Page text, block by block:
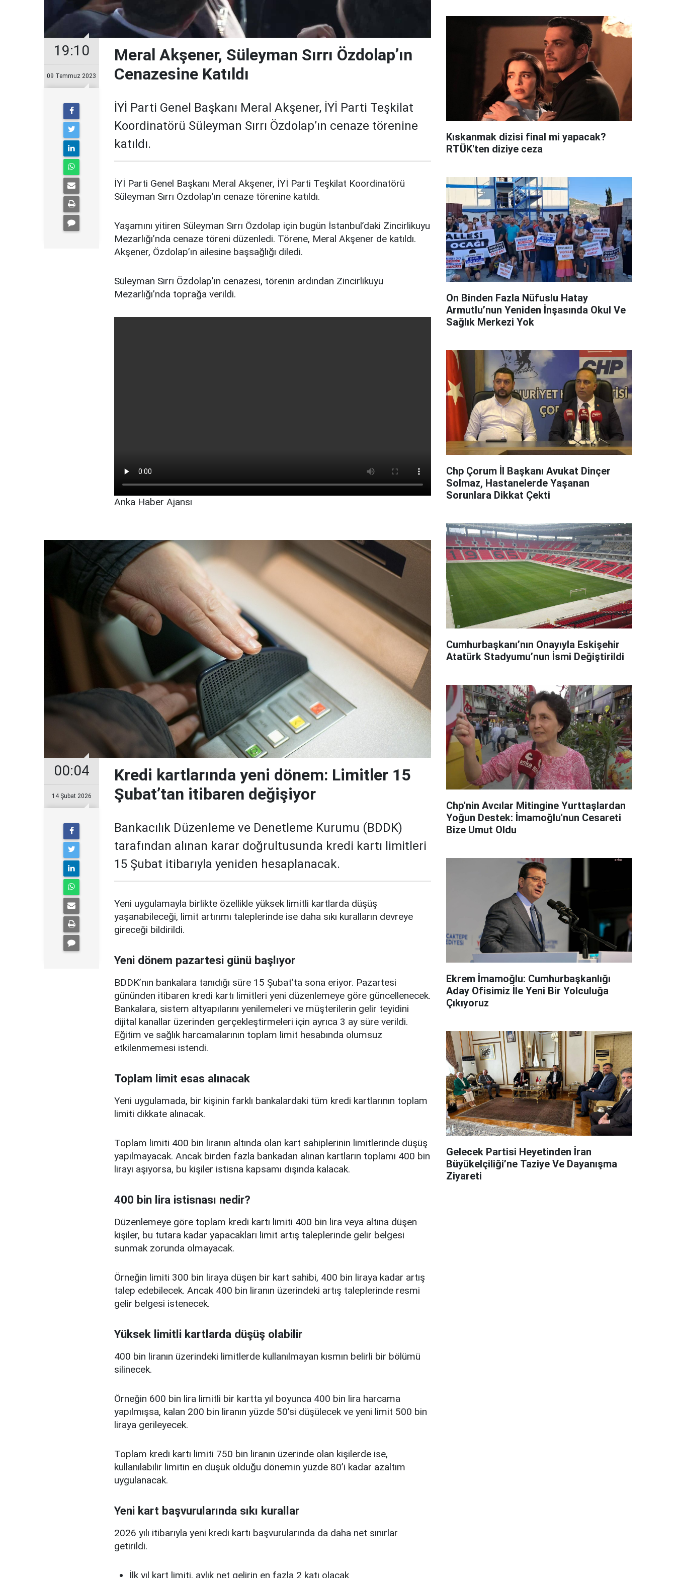
19:10
09 Temmuz 2023
Meral Akşener, Süleyman Sırrı Özdolap’ın
Cenazesine Katıldı
İYİ Parti Genel Başkanı Meral Akşener, İYİ Parti Teşkilat
Koordinatörü Süleyman Sırrı Özdolap’ın cenaze törenine
katıldı.
İYİ Parti Genel Başkanı Meral Akşener, İYİ Parti Teşkilat Koordinatörü
Süleyman Sırrı Özdolap’ın cenaze törenine katıldı.
Yaşamını yitiren Süleyman Sırrı Özdolap için bugün İstanbul’daki Zincirlikuyu
Mezarlığı’nda cenaze töreni düzenledi. Törene, Meral Akşener de katıldı.
Akşener, Özdolap’ın ailesine başsağlığı diledi.
Süleyman Sırrı Özdolap’ın cenazesi, törenin ardından Zincirlikuyu
Mezarlığı’nda toprağa verildi.
Anka Haber Ajansı
00:04
14 Şubat 2026
Kredi kartlarında yeni dönem: Limitler 15
Şubat’tan itibaren değişiyor
Bankacılık Düzenleme ve Denetleme Kurumu (BDDK)
tarafından alınan karar doğrultusunda kredi kartı limitleri
15 Şubat itibarıyla yeniden hesaplanacak.
Yeni uygulamayla birlikte özellikle yüksek limitli kartlarda düşüş
yaşanabileceği, limit artırımı taleplerinde ise daha sıkı kuralların devreye
gireceği bildirildi.
Yeni dönem pazartesi günü başlıyor
BDDK’nın bankalara tanıdığı süre 15 Şubat’ta sona eriyor. Pazartesi
gününden itibaren kredi kartı limitleri yeni düzenlemeye göre güncellenecek.
Bankalara, sistem altyapılarını yenilemeleri ve müşterilerin gelir teyidini
dijital kanallar üzerinden gerçekleştirmeleri için ayrıca 3 ay süre verildi.
Eğitim ve sağlık harcamalarının toplam limit hesabında olumsuz
etkilenmemesi istendi.
Toplam limit esas alınacak
Yeni uygulamada, bir kişinin farklı bankalardaki tüm kredi kartlarının toplam
limiti dikkate alınacak.
Toplam limiti 400 bin liranın altında olan kart sahiplerinin limitlerinde düşüş
yapılmayacak. Ancak birden fazla bankadan alınan kartların toplamı 400 bin
lirayı aşıyorsa, bu kişiler istisna kapsamı dışında kalacak.
400 bin lira istisnası nedir?
Düzenlemeye göre toplam kredi kartı limiti 400 bin lira veya altına düşen
kişiler, bu tutara kadar yapacakları limit artış taleplerinde gelir belgesi
sunmak zorunda olmayacak.
Örneğin limiti 300 bin liraya düşen bir kart sahibi, 400 bin liraya kadar artış
talep edebilecek. Ancak 400 bin liranın üzerindeki artış taleplerinde resmi
gelir belgesi istenecek.
Yüksek limitli kartlarda düşüş olabilir
400 bin liranın üzerindeki limitlerde kullanılmayan kısmın belirli bir bölümü
silinecek.
Örneğin 600 bin lira limitli bir kartta yıl boyunca 400 bin lira harcama
yapılmışsa, kalan 200 bin liranın yüzde 50’si düşülecek ve yeni limit 500 bin
liraya gerileyecek.
Toplam kredi kartı limiti 750 bin liranın üzerinde olan kişilerde ise,
kullanılabilir limitin en düşük olduğu dönemin yüzde 80’i kadar azaltım
uygulanacak.
Yeni kart başvurularında sıkı kurallar
2026 yılı itibarıyla yeni kredi kartı başvurularında da daha net sınırlar
getirildi.
İlk yıl kart limiti, aylık net gelirin en fazla 2 katı olacak
Kıskanmak dizisi final mi yapacak?
RTÜK'ten diziye ceza
On Binden Fazla Nüfuslu Hatay
Armutlu’nun Yeniden İnşasında Okul Ve
Sağlık Merkezi Yok
Chp Çorum İl Başkanı Avukat Dinçer
Solmaz, Hastanelerde Yaşanan
Sorunlara Dikkat Çekti
Cumhurbaşkanı’nın Onayıyla Eskişehir
Atatürk Stadyumu’nun İsmi Değiştirildi
Chp'nin Avcılar Mitingine Yurttaşlardan
Yoğun Destek: İmamoğlu'nun Cesareti
Bize Umut Oldu
Ekrem İmamoğlu: Cumhurbaşkanlığı
Aday Ofisimiz İle Yeni Bir Yolculuğa
Çıkıyoruz
Gelecek Partisi Heyetinden İran
Büyükelçiliği’ne Taziye Ve Dayanışma
Ziyareti